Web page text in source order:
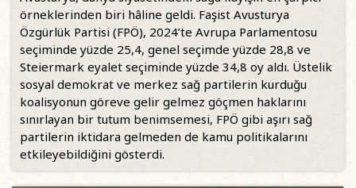
örneklerinden biri hâline geldi. Faşist Avusturya
Özgürlük Partisi (FPÖ), 2024’te Avrupa Parlamentosu
seçiminde yüzde 25,4, genel seçimde yüzde 28,8 ve
Steiermark eyalet seçiminde yüzde 34,8 oy aldı. Üstelik
sosyal demokrat ve merkez sağ partilerin kurduğu
koalisyonun göreve gelir gelmez göçmen haklarını
sınırlayan bir tutum benimsemesi, FPÖ gibi aşırı sağ
partilerin iktidara gelmeden de kamu politikalarını
etkileyebildiğini gösterdi.